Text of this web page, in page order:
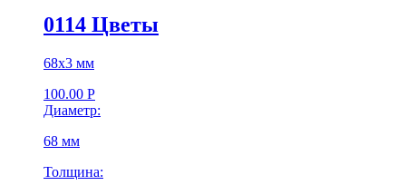
0114 Цветы
68х3 мм
100.00 Р
Диаметр:
68 мм
Толщина: